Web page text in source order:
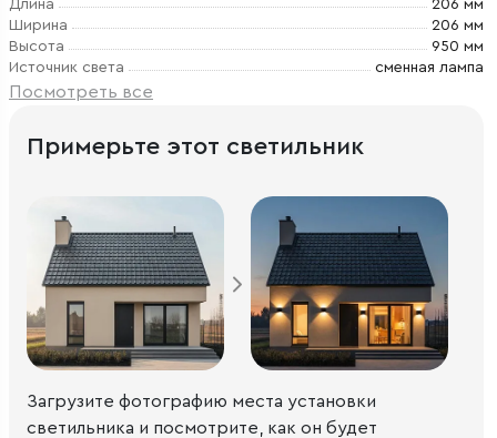
Длина
206 мм
Ширина
206 мм
Высота
950 мм
Источник света
сменная лампа
Посмотреть все
Примерьте этот светильник
Загрузите фотографию места установки
светильника и посмотрите, как он будет